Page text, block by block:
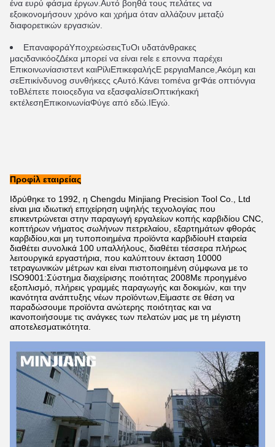
ένα ευρύ φάσμα έργων.Αυτό βοηθά τους πελάτες να
εξοικονομήσουν χρόνο και χρήμα όταν αλλάζουν μεταξύ
διαφορετικών εργασιών.
ΕπαναφοράΥποχρεώσειςΤυΟι υδατάνθρακες
μαςιδανικόοζΔέκα μπορεί να είναι relε ε εποννα παρέχει
Επικοινωνίασιστενt καιΡίλιΕπικεφαλήςΕ pεργιαMance, Ακόμη και
σεΕπικίνδυνοg συνθήκεςς ςΑυτό. Κάνει τοmένα grΦάε οπτιόνγια
τοΒλέπετε ποιοςεδγια να εξασφαλίσειΟπτικήκακή
εκτέλεσηΕπικοινωνίαΦύγε από εδώ. ΙΕγώ.
Προφίλ εταιρείας
Ιδρύθηκε το 1992, η Chengdu Minjiang Precision Tool Co., Ltd
είναι μια ιδιωτική επιχείρηση υψηλής τεχνολογίας που
επικεντρώνεται στην παραγωγή εργαλείων κοπής καρβιδίου CNC,
κοπτήρων νήματος σωλήνων πετρελαίου, εξαρτημάτων φθοράς
καρβιδίου,και μη τυποποιημένα προϊόντα καρβιδίουΗ εταιρεία
διαθέτει συνολικά 100 υπαλλήλους, διαθέτει τέσσερα πλήρως
λειτουργικά εργαστήρια, που καλύπτουν έκταση 10000
τετραγωνικών μέτρων και είναι πιστοποιημένη σύμφωνα με το
ISO9001:Σύστημα διαχείρισης ποιότητας 2008Με προηγμένο
εξοπλισμό, πλήρεις γραμμές παραγωγής και δοκιμών, και την
ικανότητα ανάπτυξης νέων προϊόντων,Είμαστε σε θέση να
παραδώσουμε προϊόντα ανώτερης ποιότητας και να
ικανοποιήσουμε τις ανάγκες των πελατών μας με τη μέγιστη
αποτελεσματικότητα.